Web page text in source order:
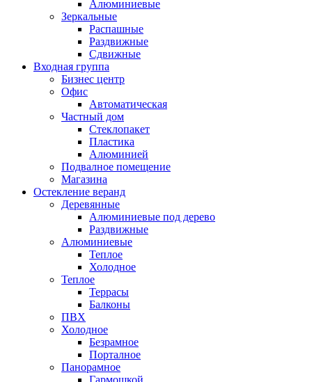
Алюминиевые
Зеркальные
Распашные
Раздвижные
Сдвижные
Входная группа
Бизнес центр
Офис
Автоматическая
Частный дом
Стеклопакет
Пластика
Алюминией
Подвалное помещение
Магазина
Остекление веранд
Деревянные
Алюминиевые под дерево
Раздвижные
Алюминиевые
Теплое
Холодное
Теплое
Террасы
Балконы
ПВХ
Холодное
Безрамное
Порталное
Панорамное
Гармошкой